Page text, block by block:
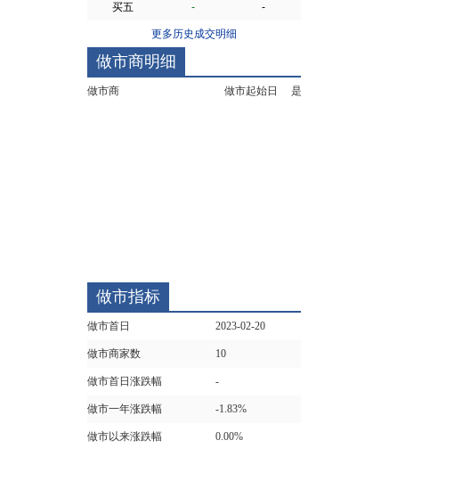
买五 - -
更多历史成交明细
做市商明细
做市商 做市起始日 是否首批做市商
做市指标
做市首日 2023-02-20
做市商家数 10
做市首日涨跌幅 -
做市一年涨跌幅 -1.83%
做市以来涨跌幅 0.00%